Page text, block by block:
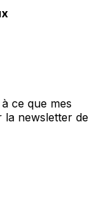
ce que mes
la newsletter de